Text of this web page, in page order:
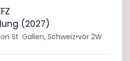
(2027)
St. Gallen, Schweiz•vor 2W